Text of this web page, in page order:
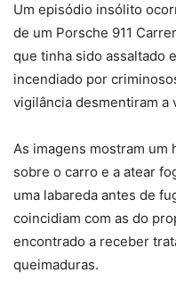
Um episódio insólito
de um Porsche 911
que tinha sido assaltado
incendiado por
vigilância desmentiram a
As imagens mostram um
sobre o carro e a atear
uma labareda antes de
coincidiam com as do
encontrado a receber
queimaduras.